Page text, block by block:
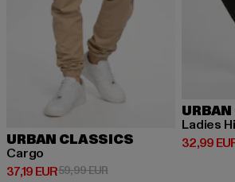
URBAN CLASSICS
Cargo
37,19 EUR
Derzeitiger Preis: 37,19 EUR
59,99 EURAktionspreis: 59,99 EUR
Ladies
32,99